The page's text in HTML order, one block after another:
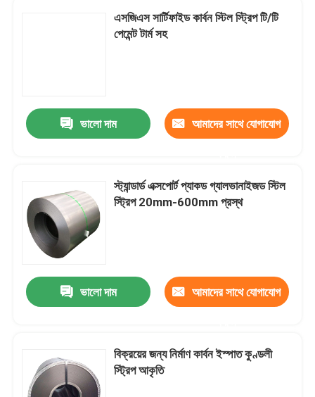
এসজিএস সার্টিফাইড কার্বন স্টিল স্ট্রিপ টি/টি
পেমেন্ট টার্ম সহ
ভালো দাম আমাদের সাথে যোগাযোগ
স্ট্যান্ডার্ড এক্সপোর্ট প্যাকড গ্যালভানাইজড স্টিল
স্ট্রিপ 20mm-600mm প্রস্থ
ভালো দাম আমাদের সাথে যোগাযোগ
বিক্রয়ের জন্য নির্মাণ কার্বন ইস্পাত কুণ্ডলী
স্ট্রিপ আকৃতি